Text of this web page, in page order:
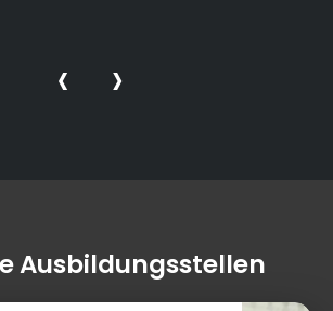
‹ ›
Ausbildungsstellen